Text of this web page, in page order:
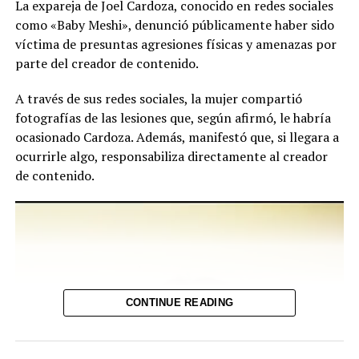
La expareja de Joel Cardoza, conocido en redes sociales
como «Baby Meshi», denunció públicamente haber sido
víctima de presuntas agresiones físicas y amenazas por
parte del creador de contenido.
A través de sus redes sociales, la mujer compartió
fotografías de las lesiones que, según afirmó, le habría
ocasionado Cardoza. Además, manifestó que, si llegara a
ocurrirle algo, responsabiliza directamente al creador
de contenido.
CONTINUE READING